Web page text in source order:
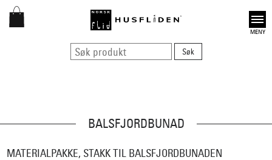
Open
BALSFJORDBUNAD
MATERIALPAKKE, STAKK TIL BALSFJORDBUNADEN